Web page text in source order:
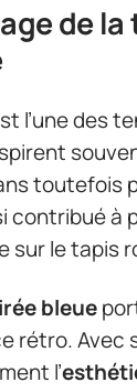
de
l’une des
toutefois
contribué
sur le tapis
bleue
rétro. Avec
l’